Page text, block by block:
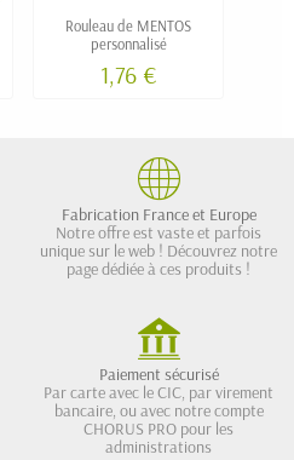
Rouleau de MENTOS
personnalisé
1,76 €
Fabrication France et Europe
Notre offre est vaste et parfois
unique sur le web ! Découvrez notre
page dédiée à ces produits !
Paiement sécurisé
Par carte avec le CIC, par virement
bancaire, ou avec notre compte
CHORUS PRO pour les
administrations